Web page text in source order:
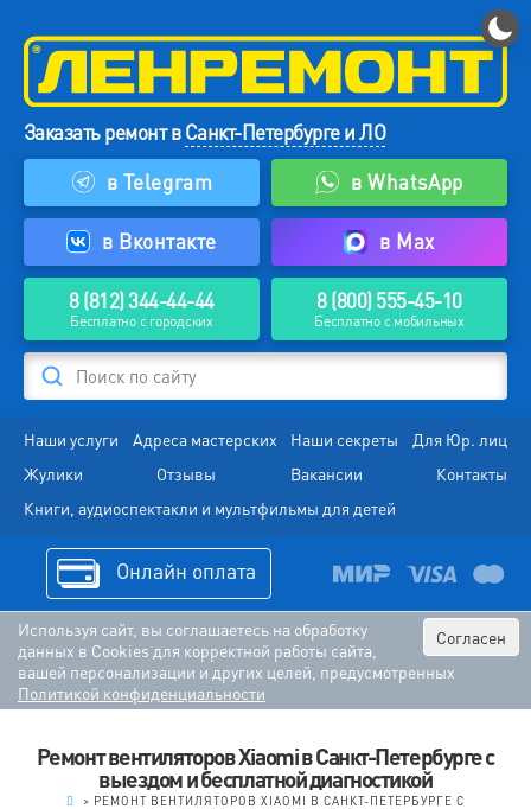
Заказать ремонт вСанкт-Петербурге и ЛО
в Telegram
в WhatsApp
в Вконтакте в Max
8 (812) 344-44-44
Бесплатно с городских
8 (800) 555-45-10
Бесплатно с мобильных
Поиск по сайту
Наши услуги Адреса мастерских Наши секреты
Для Юр. лиц
Жулики
Отзывы Вакансии
Контакты
Книги, аудиоспектакли и мультфильмы для детей
Онлайн оплата
Согласен
Используя сайт, вы соглашаетесь на обработку
данных в Cookies для корректной работы сайта,
вашей персонализации и других целей, предусмотренных
Политикой конфиденциальности
Ремонт вентиляторов Xiaomi в Санкт-Петербурге с
выездом и бесплатной диагностикой
> РЕМОНТ ВЕНТИЛЯТОРОВ XIAOMI В САНКТ-ПЕТЕРБУРГЕ С